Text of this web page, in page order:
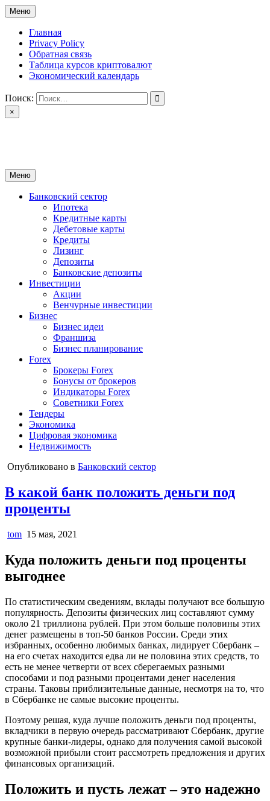
Перейти
к
содержимому
Меню
Главная
Privacy Policy
Обратная связь
Таблица курсов криптовалют
Экономический календарь
Поиск:
×
Меню
Банковский сектор
Ипотека
Кредитные карты
Дебетовые карты
Кредиты
Лизинг
Депозиты
Банковские депозиты
Инвестиции
Акции
Венчурные инвестиции
Бизнес
Бизнес идеи
Франшиза
Бизнес планирование
Forex
Брокеры Forex
Бонусы от брокеров
Индикаторы Forex
Советники Forex
Тендеры
Экономика
Цифровая экономика
Недвижимость
Опубликовано в Банковский сектор
В какой банк положить деньги под
проценты
tom 15 мая, 2021
Куда положить деньги под проценты
выгоднее
По статистическим сведениям, вклады получают все большую
популярность. Депозиты физических лиц составляют сумму
около 21 триллиона рублей. При этом больше половины этих
денег размещены в топ-50 банков России. Среди этих
избранных, особенно любимых банках, лидирует Сбербанк –
на его счетах находится едва ли не половина этих средств, то
есть не менее четверти от всех сберегаемых разными
способами и под разными процентами денег населения
страны. Таковы приблизительные данные, несмотря на то, что
в Сбербанке не самые высокие проценты.
Поэтому решая, куда лучше положить деньги под проценты,
вкладчики в первую очередь рассматривают Сбербанк, другие
крупные банки-лидеры, однако для получения самой высокой
возможной прибыли стоит рассмотреть предложения и других
финансовых организаций.
Положить и пусть лежат – это надежно